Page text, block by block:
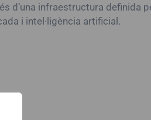
d’una infraestructura definida
i intel·ligència artificial.